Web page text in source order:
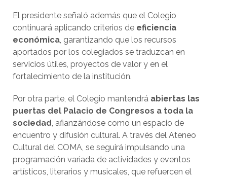
El presidente señaló además que el Colegio
continuará aplicando criterios de eficiencia
económica , garantizando que los recursos
aportados por los colegiados se traduzcan en
servicios útiles, proyectos de valor y en el
fortalecimiento de la institución.
Por otra parte, el Colegio mantendrá abiertas las
puertas del Palacio de Congresos a toda la
sociedad , afianzándose como un espacio de
encuentro y difusión cultural. A través del Ateneo
Cultural del COMA, se seguirá impulsando una
programación variada de actividades y eventos
artísticos, literarios y musicales, que refuercen el